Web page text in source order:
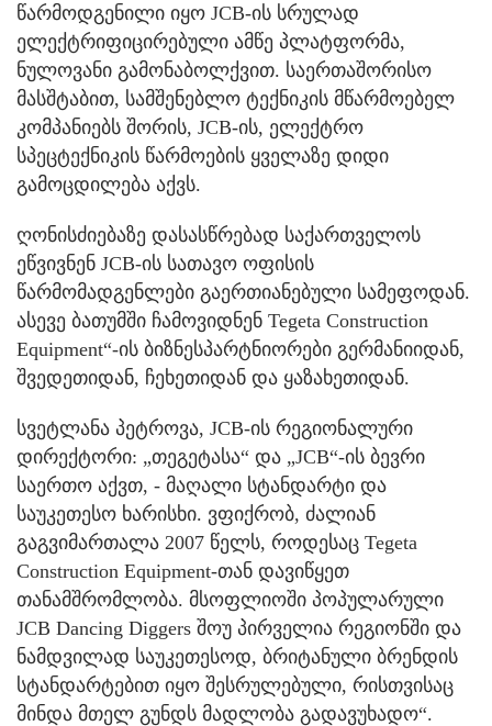
წარმოდგენილი იყო JCB-ის სრულად
ელექტრიფიცირებული ამწე პლატფორმა,
ნულოვანი გამონაბოლქვით. საერთაშორისო
მასშტაბით, სამშენებლო ტექნიკის მწარმოებელ
კომპანიებს შორის, JCB-ის, ელექტრო
სპეცტექნიკის წარმოების ყველაზე დიდი
გამოცდილება აქვს.
ღონისძიებაზე დასასწრებად საქართველოს
ეწვივნენ JCB-ის სათავო ოფისის
წარმომადგენლები გაერთიანებული სამეფოდან.
ასევე ბათუმში ჩამოვიდნენ Tegeta Construction
Equipment“-ის ბიზნესპარტნიორები გერმანიიდან,
შვედეთიდან, ჩეხეთიდან და ყაზახეთიდან.
სვეტლანა პეტროვა, JCB-ის რეგიონალური
დირექტორი: „თეგეტასა“ და „JCB“-ის ბევრი
საერთო აქვთ, - მაღალი სტანდარტი და
საუკეთესო ხარისხი. ვფიქრობ, ძალიან
გაგვიმართალა 2007 წელს, როდესაც Tegeta
Construction Equipment-თან დავიწყეთ
თანამშრომლობა. მსოფლიოში პოპულარული
JCB Dancing Diggers შოუ პირველია რეგიონში და
ნამდვილად საუკეთესოდ, ბრიტანული ბრენდის
სტანდარტებით იყო შესრულებული, რისთვისაც
მინდა მთელ გუნდს მადლობა გადავუხადო“.